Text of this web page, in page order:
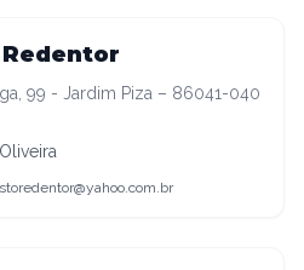
99 - Jardim Piza – 86041-040